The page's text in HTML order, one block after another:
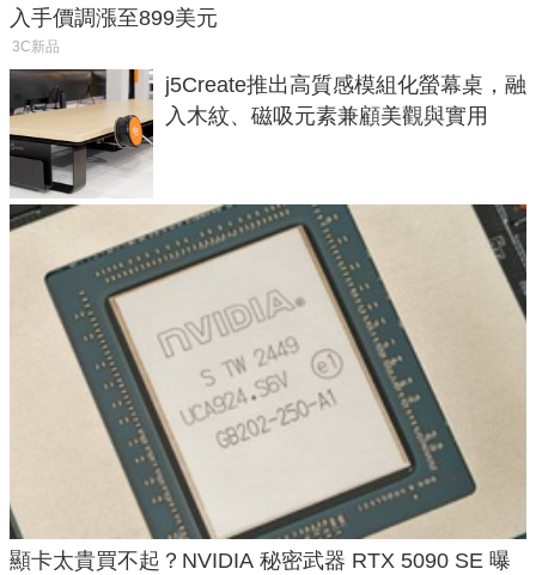
入手價調漲至899美元
3C新品
j5Create推出高質感模組化螢幕桌，融
入木紋、磁吸元素兼顧美觀與實用
顯卡太貴買不起？NVIDIA 秘密武器 RTX 5090 SE 曝